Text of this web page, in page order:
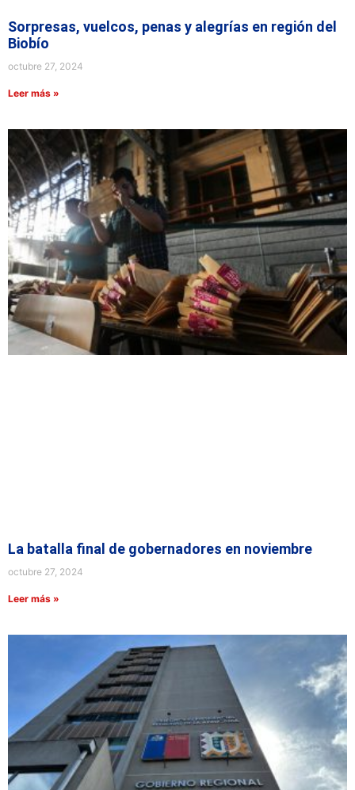
Sorpresas, vuelcos, penas y alegrías en región del
Biobío
octubre 27, 2024
Leer más »
La batalla final de gobernadores en noviembre
octubre 27, 2024
Leer más »